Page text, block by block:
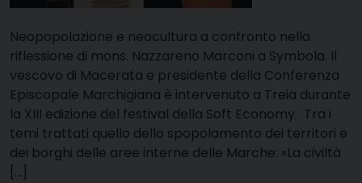
Neopopolazione e neocultura a confronto nella
riflessione di mons. Nazzareno Marconi a Symbola. Il
vescovo di Macerata e presidente della Conferenza
Episcopale Marchigiana è intervenuto a Treia durante
la XIII edizione del festival della Soft Economy. Tra i
temi trattati quello dello spopolamento dei territori e
dei borghi delle aree interne delle Marche: «La civiltà
[…]